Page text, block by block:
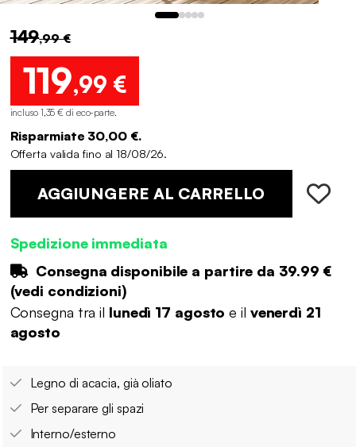
149,99 €
119,99 €
incluso 1,35 € di eco-parte.
Risparmiate 30,00 €.
Offerta valida fino al 18/08/26.
AGGIUNGERE AL CARRELLO
Spedizione immediata
Consegna disponibile a partire da 39.99 €
(vedi condizioni)
Consegna tra il lunedì 17 agosto e il venerdì 21
agosto
Legno di acacia, già oliato
Per separare gli spazi
Interno/esterno